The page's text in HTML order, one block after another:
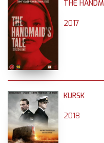
THE
2017
KURSK
2018